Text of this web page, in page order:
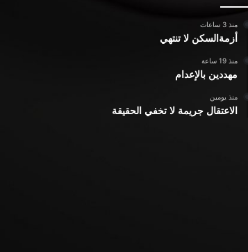
منذ 3 ساعات
أزمةالسكن لا تنتهي
منذ 19 ساعة
مهددين بالإعدام
منذ يومين
الاعتقال جريمة لا تخفي الحقيقة